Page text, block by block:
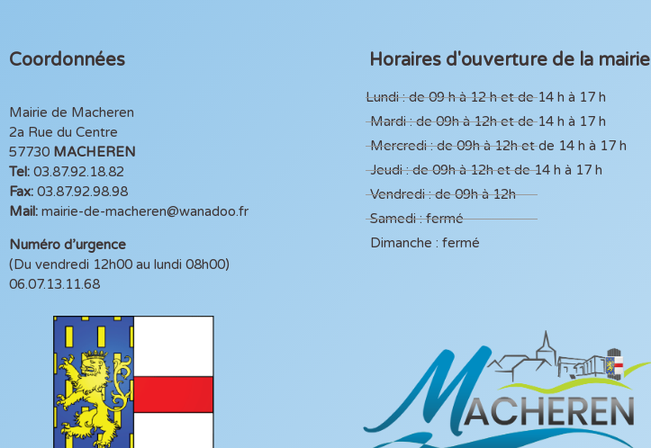
Coordonnées
Mairie de Macheren
2a Rue du Centre
57730 MACHEREN
Tel: 03.87.92.18.82
Fax: 03.87.92.98.98
Mail: mairie-de-macheren@wanadoo.fr
Numéro d’urgence
(Du vendredi 12h00 au lundi 08h00)
06.07.13.11.68
Horaires d'ouverture de la mairie
Lundi : de 09 h à 12 h et de 14 h à 17 h
Mardi : de 09h à 12h et de 14 h à 17 h
Mercredi : de 09h à 12h et de 14 h à 17 h
Jeudi : de 09h à 12h et de 14 h à 17 h
Vendredi : de 09h à 12h
Samedi : fermé
Dimanche : fermé